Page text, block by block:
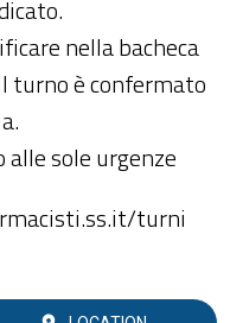
nella bacheca
turno è confermato
sole urgenze
turni